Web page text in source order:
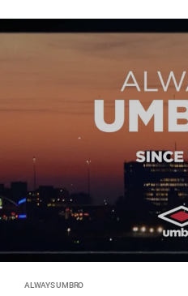
ALWAYS UMBRO